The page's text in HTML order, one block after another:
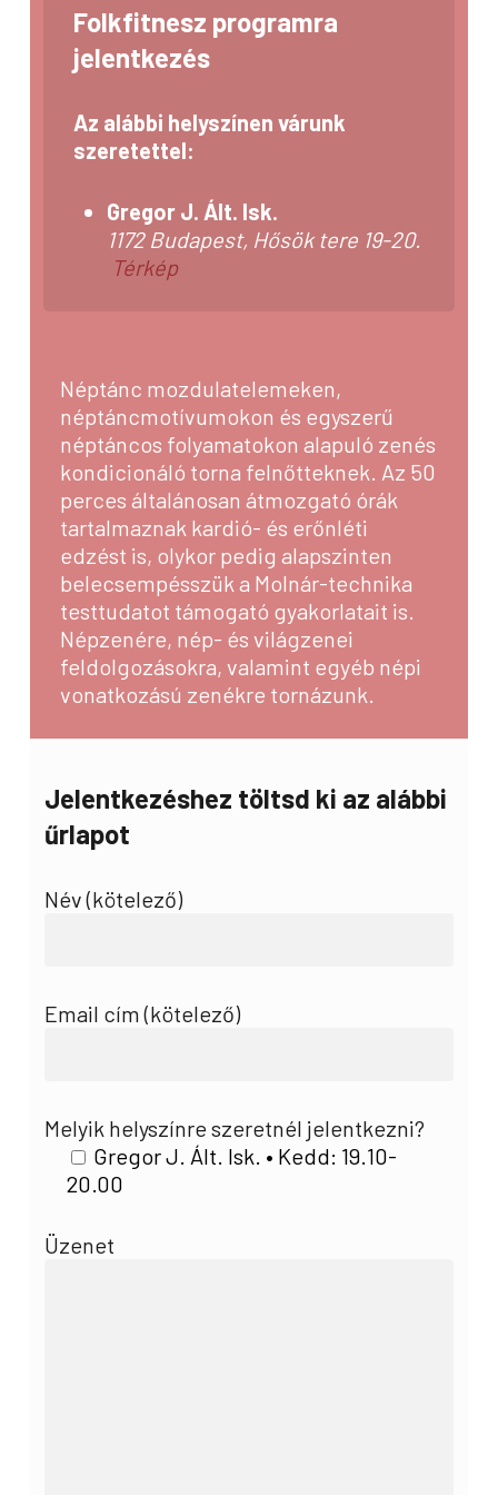
Folkfitnesz programra
jelentkezés
Az alábbi helyszínen várunk
szeretettel:
Gregor J. Ált. Isk.
1172 Budapest, Hősök tere 19-20.
Térkép
Néptánc mozdulatelemeken,
néptáncmotívumokon és egyszerű
néptáncos folyamatokon alapuló zenés
kondicionáló torna felnőtteknek. Az 50
perces általánosan átmozgató órák
tartalmaznak kardió- és erőnléti
edzést is, olykor pedig alapszinten
belecsempésszük a Molnár-technika
testtudatot támogató gyakorlatait is.
Népzenére, nép- és világzenei
feldolgozásokra, valamint egyéb népi
vonatkozású zenékre tornázunk.
Jelentkezéshez töltsd ki az alábbi
űrlapot
Név (kötelező)
Email cím (kötelező)
Melyik helyszínre szeretnél jelentkezni?
Gregor J. Ált. Isk. • Kedd: 19.10-
20.00
Üzenet